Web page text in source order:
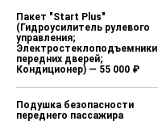
Пакет "Start Plus"
(Гидроусилитель рулевого
управления;
Электростеклоподъемники
передних дверей;
Кондиционер) — 55 000 ₽
Подушка безопасности
переднего пассажира